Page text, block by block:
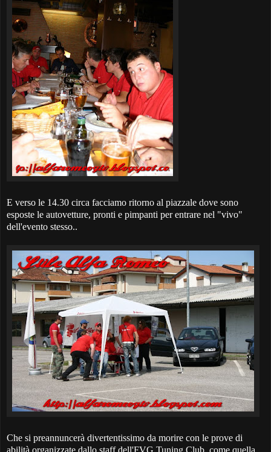
E verso le 14.30 circa facciamo ritorno al piazzale dove sono
esposte le autovetture, pronti e pimpanti per entrare nel "vivo"
dell'evento stesso..
Che si preannuncerà divertentissimo da morire con le prove di